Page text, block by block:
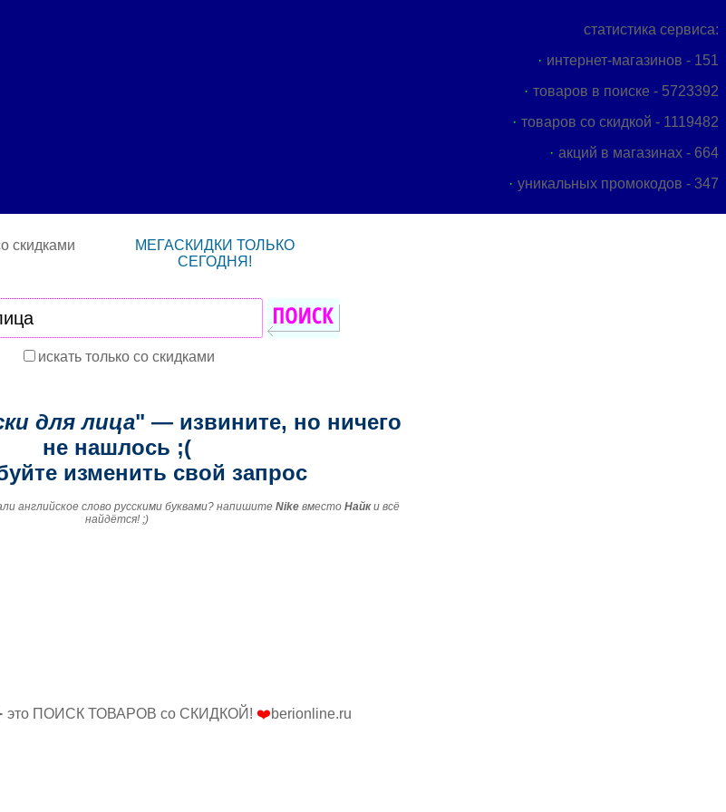
статистика сервиса:
интернет-магазинов - 151
товаров в поиске - 5723392
товаров со скидкой - 1119482
акций в магазинах - 664
уникальных промокодов - 347
скидками
МЕГАСКИДКИ ТОЛЬКО
СЕГОДНЯ!
искать только со скидками
для лица" — извините, но ничего
не нашлось ;(
изменить свой запрос
английское слово русскими буквами? напишите Nike вместо Найки всё
найдётся! ;)
это ПОИСК ТОВАРОВ со СКИДКОЙ! ❤️berionline.ru